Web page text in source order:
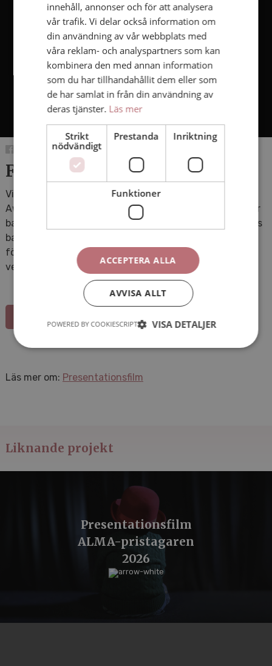
Film om ALMA-priset
Vi har producerat en film om Astrid Lindgren Memorial
Award (ALMA) – världens största internationella pris för
barn- och ungdomslitteratur. Filmen berättar om prisets
bakgrund, syfte och betydelse för att lyfta fram
författare, illustratörer, berättare och läsfrämjande
verksamheter som verkar i Astrid Lindgrens anda.
Läs mer om: Presentationsfilm
Liknande projekt
Presentationsfilm
ALMA-pristagaren
2026
innehåll, annonser och för att analysera
vår trafik. Vi delar också information om
din användning av vår webbplats med
våra reklam- och analyspartners som kan
kombinera den med annan information
som du har tillhandahållit dem eller som
de har samlat in från din användning av
deras tjänster. Läs mer
Strikt
nödvändigt
Prestanda Inriktning
Funktioner
ACCEPTERA ALLA
AVVISA ALLT
VISA DETALJER
POWERED BY COOKIESCRIPT